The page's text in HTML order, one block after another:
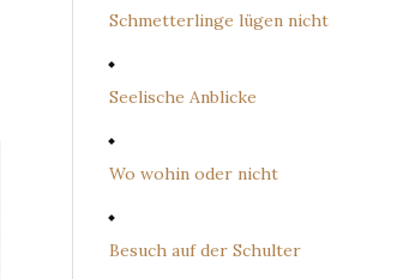
Schmetterlinge lügen nicht
Seelische Anblicke
Wo wohin oder nicht
Besuch auf der Schulter